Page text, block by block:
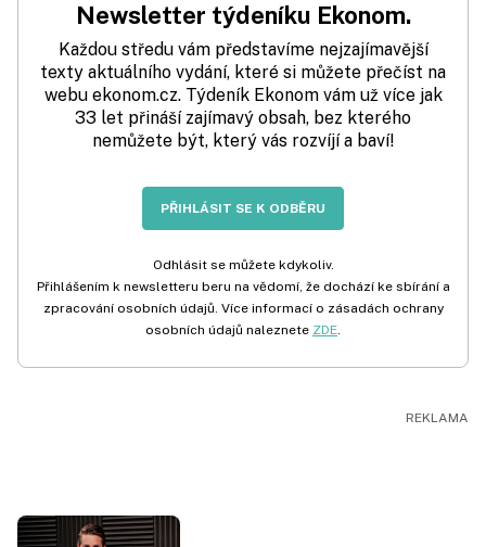
Newsletter týdeníku Ekonom.
Každou středu vám představíme nejzajímavější
texty aktuálního vydání, které si můžete přečíst na
webu ekonom.cz. Týdeník Ekonom vám už více jak
33 let přináší zajímavý obsah, bez kterého
nemůžete být, který vás rozvíjí a baví!
PŘIHLÁSIT SE K ODBĚRU
Odhlásit se můžete kdykoliv.
Přihlášením k newsletteru beru na vědomí, že dochází ke sbírání a
zpracování osobních údajů. Více informací o zásadách ochrany
osobních údajů naleznete ZDE.